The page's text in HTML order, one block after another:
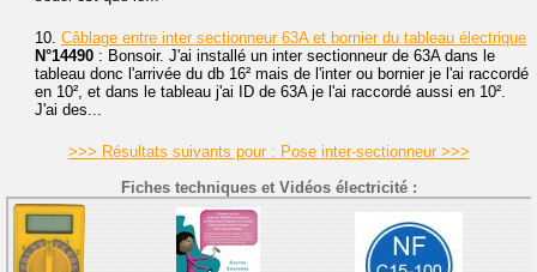
10. Câblage entre inter sectionneur 63A et bornier du tableau électrique
N°14490 : Bonsoir. J'ai installé un inter sectionneur de 63A dans le
tableau donc l'arrivée du db 16² mais de l'inter ou bornier je l'ai raccordé
en 10², et dans le tableau j'ai ID de 63A je l'ai raccordé aussi en 10².
J'ai des...
>>> Résultats suivants pour : Pose inter-sectionneur >>>
Fiches techniques et Vidéos électricité :